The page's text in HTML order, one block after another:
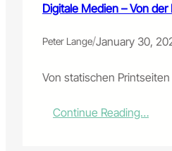
Digitale Medien – Von
Peter Lange/January 30,
Von statischen
Continue Reading…